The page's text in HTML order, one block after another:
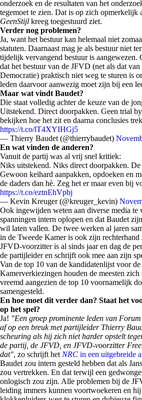
onderzoek en de resultaten van het
tegemoet te zien. Dat is op zich opmerkelijk
GeenStijl kreeg toegestuurd ziet.
Verder nog problemen?
Ja, want het bestuur kan helemaal niet
statuten. Daarnaast mag je als bestuur niet
tijdelijk vervangend bestuur is aangewezen.
dat het bestuur van de JFVD (net als dat
Democratie) praktisch niet weg te sturen is
leden daarvoor aanwezig moet zijn bij een
Maar wat vindt Baudet?
Die staat volledig achter de keuze van de
Uitstekend. Direct doorpakken. Geen trial
bekijken hoe het zit en daarna conclusies
https://t.co/lT4XYIHGj5
— Thierry Baudet (@thierrybaudet)
En wat vinden de anderen?
Vanuit de partij was al vrij snel kritiek:
Niks uitstekend. Niks direct doorpakken. De
Gewoon keihard aanpakken, opdoeken en
de daders dan hè. Zeg het er maar even bij
https://t.co/eztnEhVpbj
— Kevin Kreuger (@kreuger_kevin)
Ook ingewijden weten aan diverse media te
spanningen intern oplopen en dat Baudet
wil laten vallen. De twee werken al jaren
in de Tweede Kamer is ook zijn rechterhand
JFVD-voorzitter is al sinds jaar en dag de
de partijleider en schrijft ook mee aan zijn
Van de top 10 van de kandidatenlijst voor
Kamerverkiezingen houden de meesten
vreemd aangezien de top 10 voornamelijk
samengesteld.
En hoe moet dit verder dan? Staat het
op het spel?
Ja! "Een groep prominente leden van
af op een breuk met partijleider Thierry
scheuring als hij zich niet harder opstelt
de partij, de JFVD, en JFVD-voorzitter
dat", zo schrijft het NRC in een uitgebreide
Baudet zou intern gesteld hebben dat als
zou vertrekken. En dat terwijl een
onlogisch zou zijn. Alle problemen bij de
leiding immers kunnen voortwoekeren en